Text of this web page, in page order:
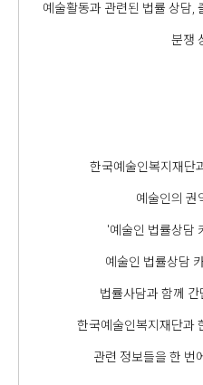
예술활동과 관련된 법률 상담,
분쟁
한국예술인복지재단
예술인의 권
'예술인 법률상담
예술인 법률상담
법률사담과 함께 간
한국예술인복지재단과
관련 정보들을 한 번